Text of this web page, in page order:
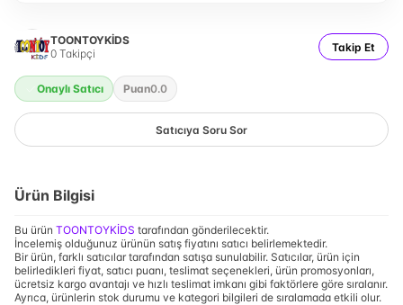
TOONTOYKİDS
0 Takipçi Takip Et
Onaylı Satıcı Puan0.0
Satıcıya Soru Sor
Ürün Bilgisi
Bu ürün TOONTOYKİDS tarafından gönderilecektir.
İncelemiş olduğunuz ürünün satış fiyatını satıcı belirlemektedir.
Bir ürün, farklı satıcılar tarafından satışa sunulabilir. Satıcılar, ürün için
belirledikleri fiyat, satıcı puanı, teslimat seçenekleri, ürün promosyonları,
ücretsiz kargo avantajı ve hızlı teslimat imkanı gibi faktörlere göre sıralanır.
Ayrıca, ürünlerin stok durumu ve kategori bilgileri de sıralamada etkili olur.